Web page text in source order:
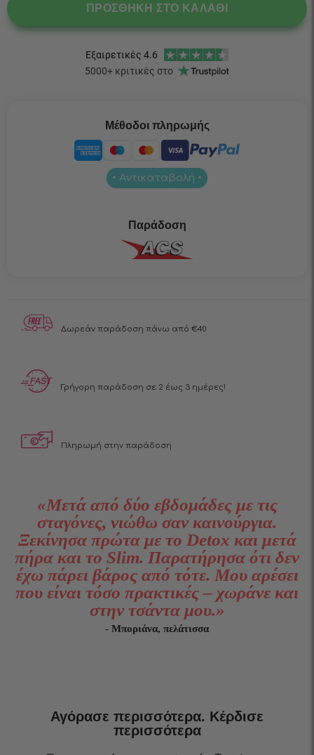
ΠΡΟΣΘΉΚΗ ΣΤΟ ΚΑΛΆΘΙ
Μέθοδοι πληρωμής
• Αντικαταβολή •
Παράδοση
Δωρεάν παράδοση πάνω από €40
Γρήγορη παράδοση σε 2 έως 3 ημέρες!
Πληρωμή στην παράδοση
«Μετά από δύο εβδομάδες με τις
σταγόνες, νιώθω σαν καινούργια.
Ξεκίνησα πρώτα με το Detox και μετά
πήρα και το Slim. Παρατήρησα ότι δεν
έχω πάρει βάρος από τότε. Μου αρέσει
που είναι τόσο πρακτικές – χωράνε και
στην τσάντα μου.»
- Μποριάνα, πελάτισσα
Αγόρασε περισσότερα. Κέρδισε
περισσότερα